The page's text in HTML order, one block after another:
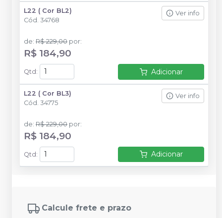
L22 ( Cor BL2)
Cód. 34768
Ver info
de: R$ 229,00 por:
R$ 184,90
Qtd: Adicionar
L22 ( Cor BL3)
Cód. 34775
Ver info
de: R$ 229,00 por:
R$ 184,90
Qtd: Adicionar
Calcule frete e prazo